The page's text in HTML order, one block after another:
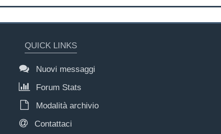
QUICK LINKS
Nuovi messaggi
Forum Stats
Modalità archivio
Contattaci